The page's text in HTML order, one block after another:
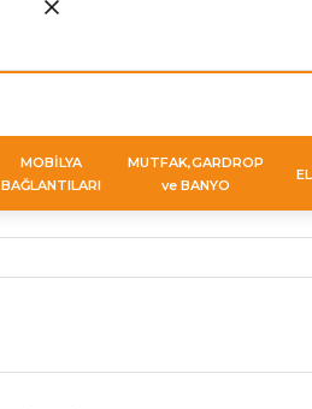
MOBİLYA
BAĞLANTILARI
MUTFAK,GARDROP
ve BANYO